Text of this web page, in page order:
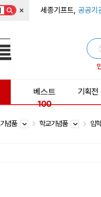
× 세종기프트, 공공기
베스트
100
기획전
기념품 학교기념품 입